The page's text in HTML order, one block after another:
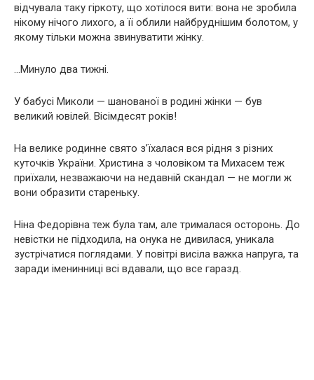
відчувала таку гіркоту, що хотілося вити: вона не зробила
нікому нічого лихого, а її облили найбруднішим болотом, у
якому тільки можна звинуватити жінку.
…Минуло два тижні.
У бабусі Миколи — шанованої в родині жінки — був
великий ювілей. Вісімдесят років!
На велике родинне свято з’їхалася вся рідня з різних
куточків України. Христина з чоловіком та Михасем теж
приїхали, незважаючи на недавній скандал — не могли ж
вони образити стареньку.
Ніна Федорівна теж була там, але трималася осторонь. До
невістки не підходила, на онука не дивилася, уникала
зустрічатися поглядами. У повітрі висіла важка напруга, та
заради іменинниці всі вдавали, що все гаразд.